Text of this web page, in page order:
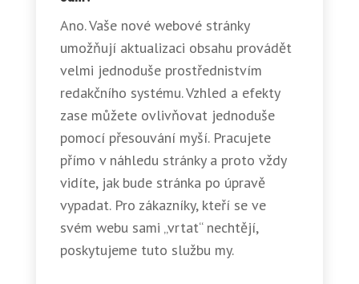
Ano. Vaše nové webové stránky
umožňují aktualizaci obsahu provádět
velmi jednoduše prostřednistvím
redakčního systému. Vzhled a efekty
zase můžete ovlivňovat jednoduše
pomocí přesouvání myší. Pracujete
přímo v náhledu stránky a proto vždy
vidíte, jak bude stránka po úpravě
vypadat. Pro zákazníky, kteří se ve
svém webu sami „vrtat“ nechtějí,
poskytujeme tuto službu my.